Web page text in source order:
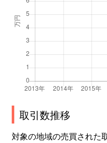
取引数推移
対象の地域の売買された